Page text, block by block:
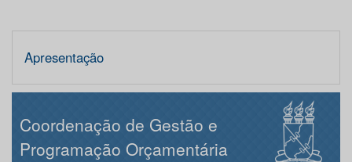
Apresentação
Coordenação de Gestão e
Programação Orçamentária